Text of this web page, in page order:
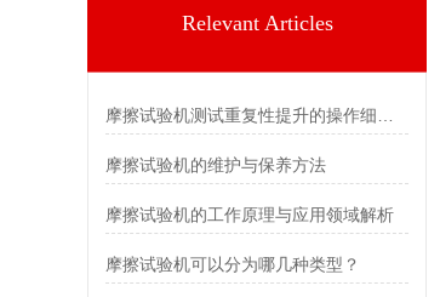
Relevant Articles
摩擦试验机的维护与保养方法
摩擦试验机的工作原理与应用领域解析
摩擦试验机可以分为哪几种类型？